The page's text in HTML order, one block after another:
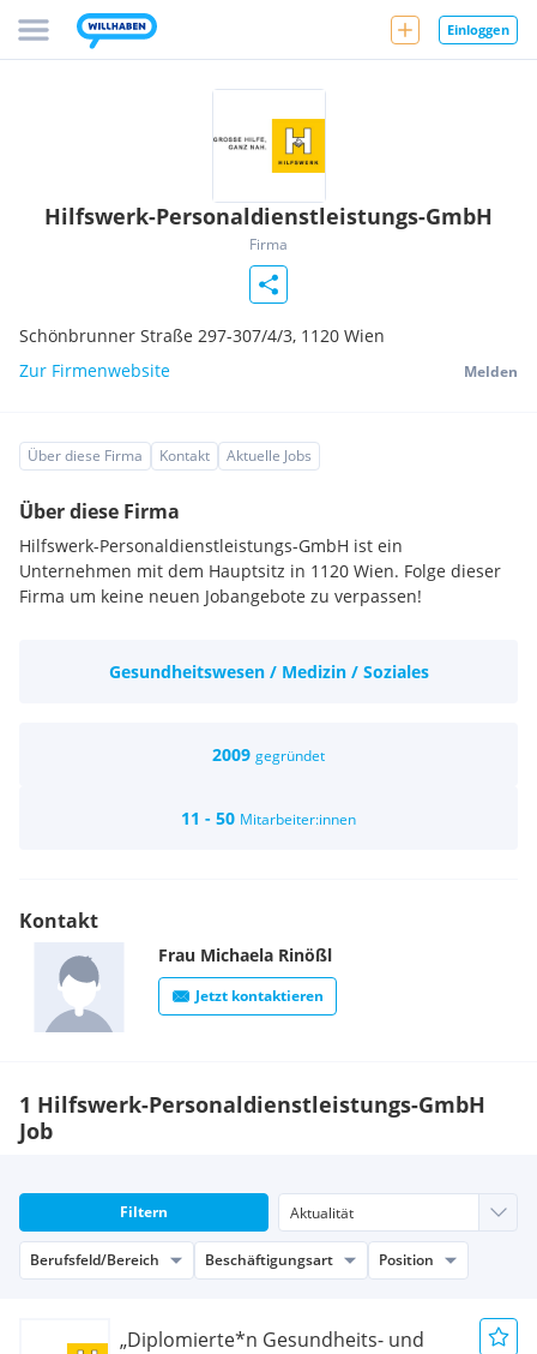
Einloggen
Hilfswerk-Personaldienstleistungs-GmbH
Firma
Schönbrunner Straße 297-307/4/3, 1120 Wien
Zur Firmenwebsite
Melden
Über diese Firma Kontakt Aktuelle Jobs
Über diese Firma
Hilfswerk-Personaldienstleistungs-GmbH ist ein
Unternehmen mit dem Hauptsitz in 1120 Wien. Folge dieser
Firma um keine neuen Jobangebote zu verpassen!
Gesundheitswesen / Medizin / Soziales
2009 gegründet
11 - 50 Mitarbeiter:innen
Kontakt
Frau Michaela Rinößl
Jetzt kontaktieren
1 Hilfswerk-Personaldienstleistungs-GmbH
Job
Filtern
Berufsfeld/Bereich Beschäftigungsart Position
„Diplomierte*n Gesundheits- und